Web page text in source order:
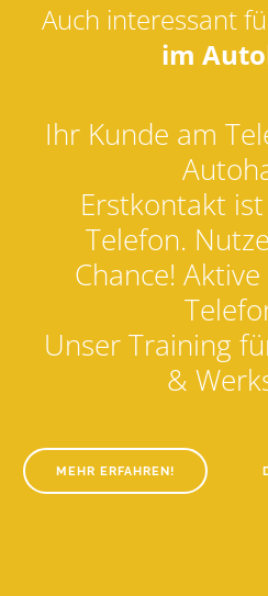
Auch interessant
im
Ihr Kunde am
Erstkontakt
Telefon.
Chance!
Unser Training
&
MEHR ERFAHREN!